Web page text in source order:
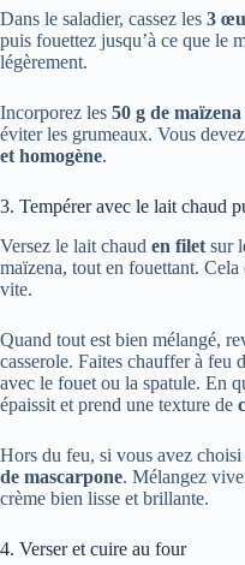
Dans le saladier, cassez les 3
puis fouettez jusqu’à ce que le
légèrement.
Incorporez les 50 g de maïzena
éviter les grumeaux. Vous
et homogène.
3. Tempérer avec le lait chaud
Versez le lait chaud en filet sur
maïzena, tout en fouettant.
vite.
Quand tout est bien mélangé,
casserole. Faites chauffer à feu
avec le fouet ou la spatule. En
épaissit et prend une texture de
Hors du feu, si vous avez choisi
de mascarpone. Mélangez
crème bien lisse et brillante.
4. Verser et cuire au four